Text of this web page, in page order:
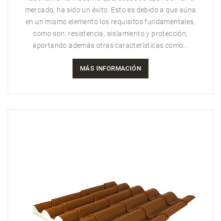
mercado, ha sido un éxito. Esto es debido a que aúna
en un mismo elemento los requisitos fundamentales,
como son: resistencia, aislamiento y protección;
aportando además otras características como...
MÁS INFORMACIÓN